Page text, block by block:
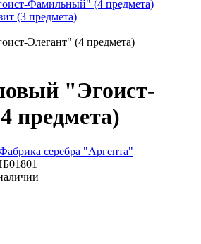
"Эгоист-
предмета)
серебра "Аргента"